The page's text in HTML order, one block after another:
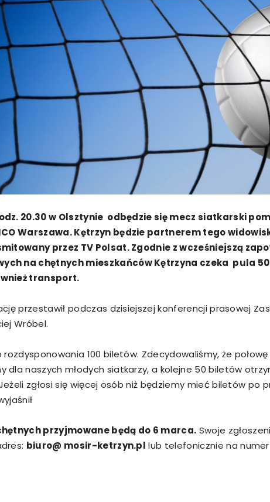
20.30 w Olsztynie odbędzie się mecz siatkarski
Warszawa. Kętrzyn będzie partnerem tego
przez TV Polsat. Zgodnie z wcześniejszą
na chętnych mieszkańców Kętrzyna czeka pula
transport.
przestawił podczas dzisiejszej konferencji prasowej
Wróbel.
rozdysponowania 100 biletów. Zdecydowaliśmy, że
dla naszych młodych siatkarzy, a kolejne 50 biletów
zgłosi się więcej osób niż będziemy mieć biletów po
przyjmowane będą do 6 marca. Swoje
biuro@ mosir-ketrzyn.pl lub telefonicznie na